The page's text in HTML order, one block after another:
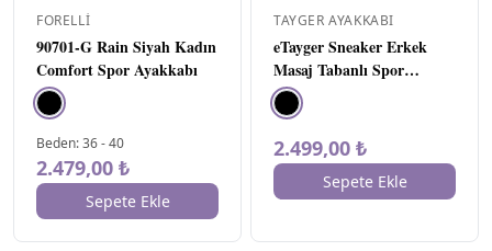
SÜRDÜRÜLEBILIRLIK
DETAYI
Hayır 1
BOYU ▾
Kısa
Topuklu
(1- 4
cm) 1
FORELLI
90701-G Rain Siyah Kadın
Comfort Spor Ayakkabı
Beden:36-40
2.479,00 ₺
Sepete Ekle
TAYGER AYAKKABI
eTayger Sneaker Erkek
Masaj Tabanlı Spor
Ayakkabı E1004
2.499,00 ₺
Sepete Ekle